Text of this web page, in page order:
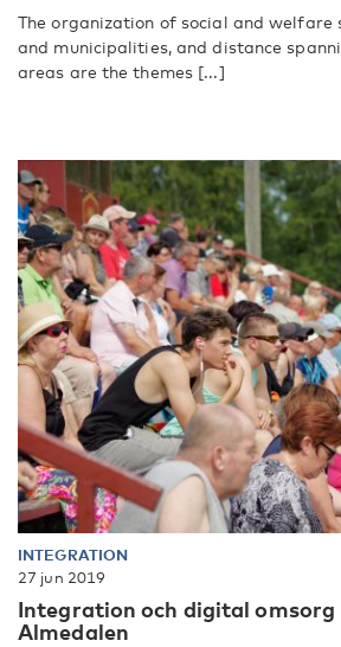
The organization of social and welfare
and municipalities, and distance
areas are the themes [...]
INTEGRATION
27 jun 2019
Integration och digital omsorg
Almedalen